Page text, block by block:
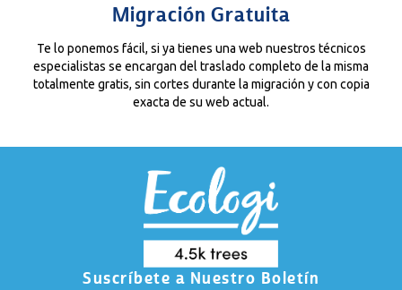
Migración Gratuita
Te lo ponemos fácil, si ya tienes una web nuestros técnicos
especialistas se encargan del traslado completo de la misma
totalmente gratis, sin cortes durante la migración y con copia
exacta de su web actual.
Suscríbete a Nuestro Boletín